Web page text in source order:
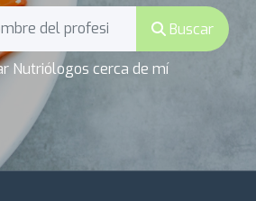
Buscar
Nutriólogos cerca de mí